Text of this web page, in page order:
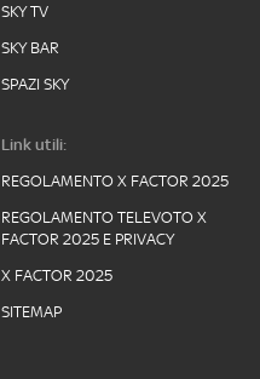
SKY TV
SKY BAR
SPAZI SKY
Link utili:
REGOLAMENTO X FACTOR 2025
REGOLAMENTO TELEVOTO X
FACTOR 2025 E PRIVACY
X FACTOR 2025
SITEMAP